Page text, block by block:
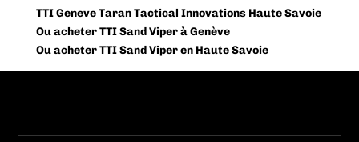
TTI Geneve Taran Tactical Innovations Haute Savoie
Ou acheter TTI Sand Viper à Genève
Ou acheter TTI Sand Viper en Haute Savoie